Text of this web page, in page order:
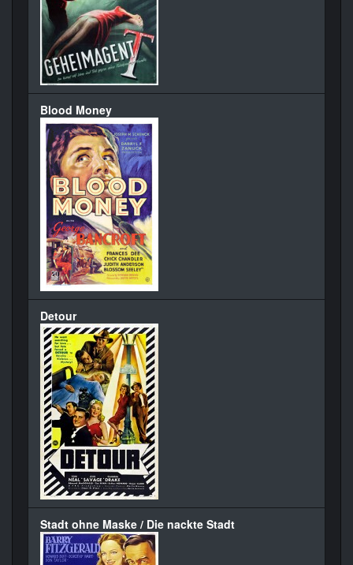
Blood Money
Detour
Stadt ohne Maske / Die nackte Stadt